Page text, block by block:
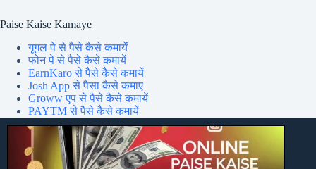
Paise Kaise Kamaye
गूगल पे से पैसे कैसे कमायें
फोन पे से पैसे कैसे कमायें
EarnKaro से पैसे कैसे कमायें
Josh App से पैसा कैसे कमाए
Groww एप से पैसे कैसे कमायें
PAYTM से पैसे कैसे कमायें